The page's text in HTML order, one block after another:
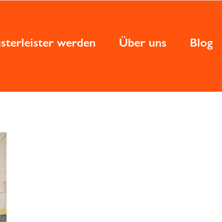
werden Über uns Blog